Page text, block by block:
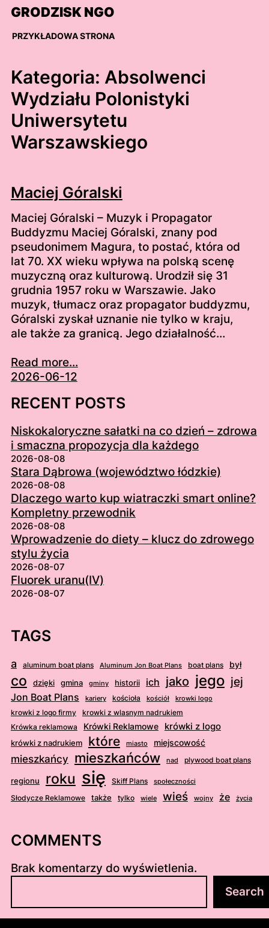
Skip
content
GRODZISK NGO
PRZYKŁADOWA STRONA
Kategoria: Absolwenci
Wydziału Polonistyki
Uniwersytetu
Warszawskiego
Maciej Góralski
Maciej Góralski – Muzyk i Propagator
Buddyzmu Maciej Góralski, znany pod
pseudonimem Magura, to postać, która od
lat 70. XX wieku wpływa na polską scenę
muzyczną oraz kulturową. Urodził się 31
grudnia 1957 roku w Warszawie. Jako
muzyk, tłumacz oraz propagator buddyzmu,
Góralski zyskał uznanie nie tylko w kraju,
ale także za granicą. Jego działalność…
Read more...
2026-06-12
RECENT POSTS
Niskokaloryczne sałatki na co dzień – zdrowa
i smaczna propozycja dla każdego
2026-08-08
Stara Dąbrowa (województwo łódzkie)
2026-08-08
Dlaczego warto kup wiatraczki smart online?
Kompletny przewodnik
2026-08-08
Wprowadzenie do diety – klucz do zdrowego
stylu życia
2026-08-07
Fluorek uranu(IV)
2026-08-07
TAGS
a aluminum boat plans Aluminum Jon Boat Plans boat plans był
co dzięki gmina gminy historii ich jako jego jej
Jon Boat Plans kariery kościoła kościół krowki logo
krowki z logo firmy
krowki z wlasnym nadrukiem
Krówka reklamowa
Krówki Reklamowe krówki z logo
krówki z nadrukiem które miasto miejscowość
mieszkańcy mieszkańców nad plywood boat plans
regionu roku się Skiff Plans społeczności
Słodycze Reklamowe także tylko wiele wieś wojny że życia
COMMENTS
Brak komentarzy do wyświetlenia.
u
Search